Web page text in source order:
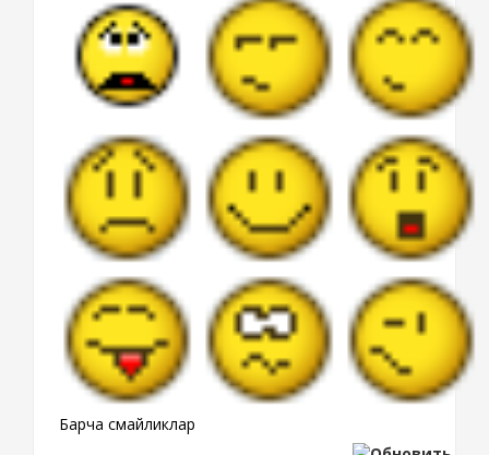
Барча смайликлар